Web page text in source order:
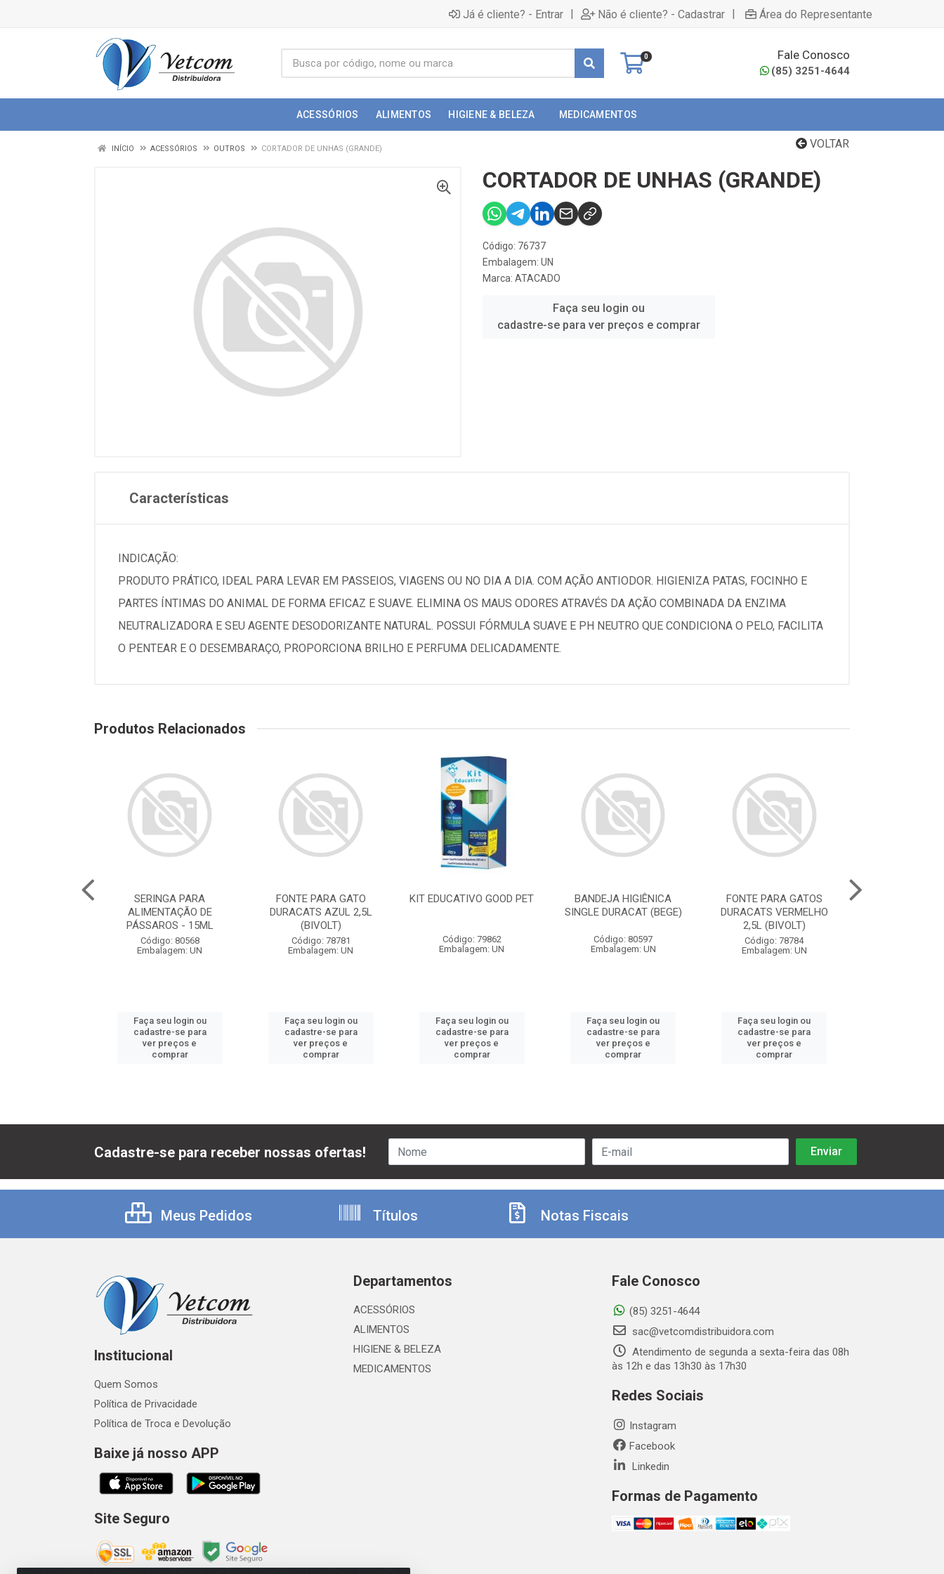
Já é cliente? - Entrar | Não é cliente? - Cadastrar | Área do Representante
0 Fale Conosco
(85) 3251-4644
ACESSÓRIOS ALIMENTOS HIGIENE & BELEZA MEDICAMENTOS
VOLTAR
INÍCIO ACESSÓRIOS OUTROS CORTADOR DE UNHAS (GRANDE)
CORTADOR DE UNHAS (GRANDE)
Código: 76737
Embalagem: UN
Marca: ATACADO
Faça seu login ou
cadastre-se para ver preços e comprar
Características
INDICAÇÃO:
PRODUTO PRÁTICO, IDEAL PARA LEVAR EM PASSEIOS, VIAGENS OU NO DIA A DIA. COM AÇÃO ANTIODOR. HIGIENIZA PATAS, FOCINHO E
PARTES ÍNTIMAS DO ANIMAL DE FORMA EFICAZ E SUAVE. ELIMINA OS MAUS ODORES ATRAVÉS DA AÇÃO COMBINADA DA ENZIMA
NEUTRALIZADORA E SEU AGENTE DESODORIZANTE NATURAL. POSSUI FÓRMULA SUAVE E PH NEUTRO QUE CONDICIONA O PELO, FACILITA
O PENTEAR E O DESEMBARAÇO, PROPORCIONA BRILHO E PERFUMA DELICADAMENTE.
Produtos Relacionados
SERINGA PARA
ALIMENTAÇÃO DE
PÁSSAROS - 15ML
Código: 80568
Embalagem: UN
Faça seu login ou
cadastre-se para
ver preços e
comprar
FONTE PARA GATO
DURACATS AZUL 2,5L
(BIVOLT)
Código: 78781
Embalagem: UN
Faça seu login ou
cadastre-se para
ver preços e
comprar
KIT EDUCATIVO GOOD PET
Código: 79862
Embalagem: UN
Faça seu login ou
cadastre-se para
ver preços e
comprar
BANDEJA HIGIÊNICA
SINGLE DURACAT (BEGE)
Código: 80597
Embalagem: UN
Faça seu login ou
cadastre-se para
ver preços e
comprar
FONTE PARA GATOS
DURACATS VERMELHO
2,5L (BIVOLT)
Código: 78784
Embalagem: UN
Faça seu login ou
cadastre-se para
ver preços e
comprar
Cadastre-se para receber nossas ofertas!
Meus Pedidos Títulos Notas Fiscais
Institucional
Quem Somos
Política de Privacidade
Política de Troca e Devolução
Baixe já nosso APP
Site Seguro
Departamentos
ACESSÓRIOS
ALIMENTOS
HIGIENE & BELEZA
MEDICAMENTOS
Fale Conosco
(85) 3251-4644
sac@vetcomdistribuidora.com
Atendimento de segunda a sexta-feira das 08h
às 12h e das 13h30 às 17h30
Redes Sociais
Instagram
Facebook
Linkedin
Formas de Pagamento